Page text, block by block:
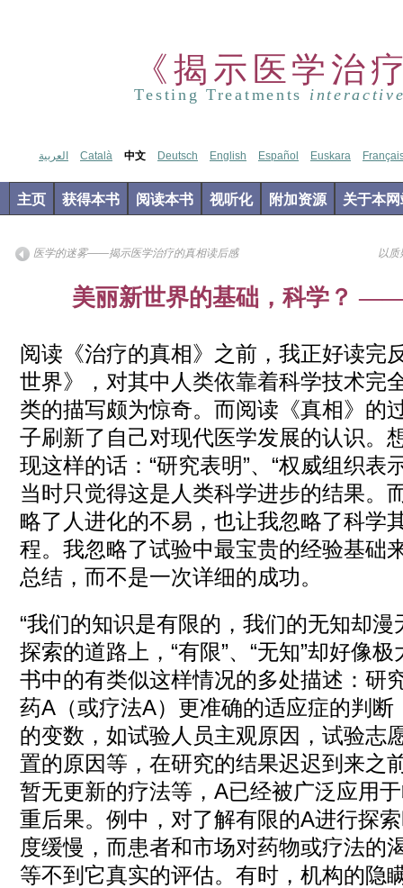
《揭示医学治
Testing Treatments
العربية Català 中文 Deutsch English Español Euskara
主页 获得本书 阅读本书 视听化 附加资源 关于本网
医学的迷雾——揭示医学治疗的真相读后感 以质
美丽新世界的基础，科学？
阅读《治疗的真相》之前，我正好读完
世界》，对其中人类依靠着科学技术完
类的描写颇为惊奇。而阅读《真相》的
子刷新了自己对现代医学发展的认识。
现这样的话：“研究表明”、“权威组织表示
当时只觉得这是人类科学进步的结果。
略了人进化的不易，也让我忽略了科学
程。我忽略了试验中最宝贵的经验基础
总结，而不是一次详细的成功。
“我们的知识是有限的，我们的无知却
探索的道路上，“有限”、“无知”却好像
书中的有类似这样情况的多处描述：研
药A（或疗法A）更准确的适应症的判
的变数，如试验人员主观原因，试验志
置的原因等，在研究的结果迟迟到来之
暂无更新的疗法等，A已经被广泛应用
重后果。例中，对了解有限的A进行探
度缓慢，而患者和市场对药物或疗法的
等不到它真实的评估。有时，机构的隐